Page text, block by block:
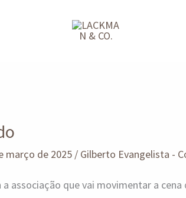
março de 2025 / Gilberto Evangelista -
associação que vai movimentar a cena